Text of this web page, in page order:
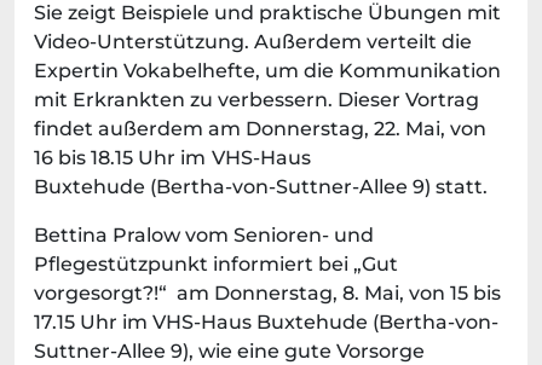
Sie zeigt Beispiele und praktische Übungen mit
Video-Unterstützung. Außerdem verteilt die
Expertin Vokabelhefte, um die Kommunikation
mit Erkrankten zu verbessern. Dieser Vortrag
findet außerdem am Donnerstag, 22. Mai, von
16 bis 18.15 Uhr im VHS-Haus
Buxtehude (Bertha-von-Suttner-Allee 9) statt.
Bettina Pralow vom Senioren- und
Pflegestützpunkt informiert bei „Gut
vorgesorgt?!“ am Donnerstag, 8. Mai, von 15 bis
17.15 Uhr im VHS-Haus Buxtehude (Bertha-von-
Suttner-Allee 9), wie eine gute Vorsorge